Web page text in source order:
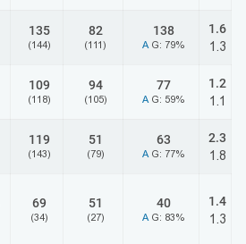
135
(144)
82
(111)
138
A G: 79%
1.6
1.3
109
(118)
94
(105)
77
A G: 59%
1.2
1.1
119
(143)
51
(79)
63
A G: 77%
2.3
1.8
69
(34)
51
(27)
40
A G: 83%
1.4
1.3